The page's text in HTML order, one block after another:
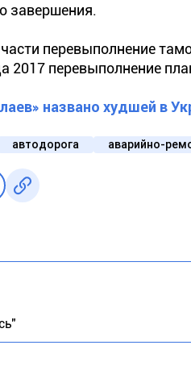
завершения.
перевыполнение
2017 перевыполнение
названо худшей в
автодорога аварийно-